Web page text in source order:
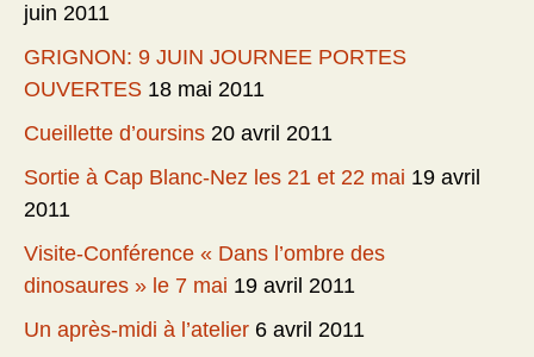
juin 2011
GRIGNON: 9 JUIN JOURNEE PORTES
OUVERTES 18 mai 2011
Cueillette d’oursins 20 avril 2011
Sortie à Cap Blanc-Nez les 21 et 22 mai 19 avril
2011
Visite-Conférence « Dans l’ombre des
dinosaures » le 7 mai 19 avril 2011
Un après-midi à l’atelier 6 avril 2011